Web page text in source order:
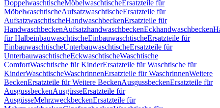
DoppelwaschtischeMöbelwaschtischeErsatzteile für
MöbelwaschtischeAufsatzwaschtischeErsatzteile für
AufsatzwaschtischeHandwaschbeckenErsatzteile für
HandwaschbeckenAufsatzhandwaschbeckenEckhandwaschbecken
für HalbeinbauwaschtischeEinbauwaschtischeErsatzteile für
EinbauwaschtischeUnterbauwaschtischeErsatzteile für
UnterbauwaschtischeEckwaschtischeWaschtische
ComfortWaschtische für KinderErsatzteile für Waschtische für
KinderWaschtischeWaschrinnenErsatzteile für WaschrinnenWeitere
BeckenErsatzteile für Weitere BeckenAusgussbeckenErsatzteile für
AusgussbeckenAusgüsseErsatzteile für
AusgüsseMehrzweckbeckenErsatzteile für